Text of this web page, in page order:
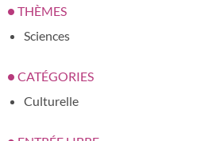
THÈMES
Sciences
CATÉGORIES
Culturelle